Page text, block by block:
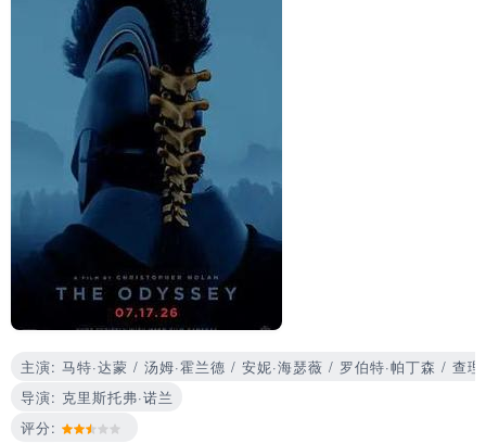
主演: 马特·达蒙 / 汤姆·霍兰德 / 安妮·海瑟薇 / 罗伯特·帕丁森 / 查理
导演: 克里斯托弗·诺兰
评分: